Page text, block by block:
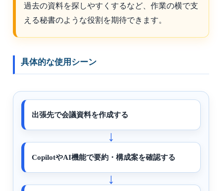
過去の資料を探しやすくするなど、作業の横で支
える秘書のような役割を期待できます。
具体的な使用シーン
出張先で会議資料を作成する
CopilotやAI機能で要約・構成案を確認する